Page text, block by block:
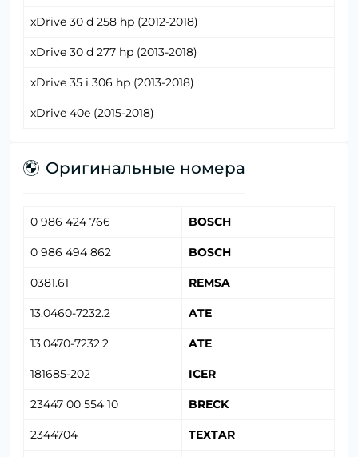
xDrive 30 d 258 hp (2012-2018)
xDrive 30 d 277 hp (2013-2018)
xDrive 35 i 306 hp (2013-2018)
xDrive 40e (2015-2018)
Оригинальные номера
0 986 424 766 BOSCH
0 986 494 862 BOSCH
0381.61 REMSA
13.0460-7232.2 ATE
13.0470-7232.2 ATE
181685-202 ICER
23447 00 554 10 BRECK
2344704 TEXTAR